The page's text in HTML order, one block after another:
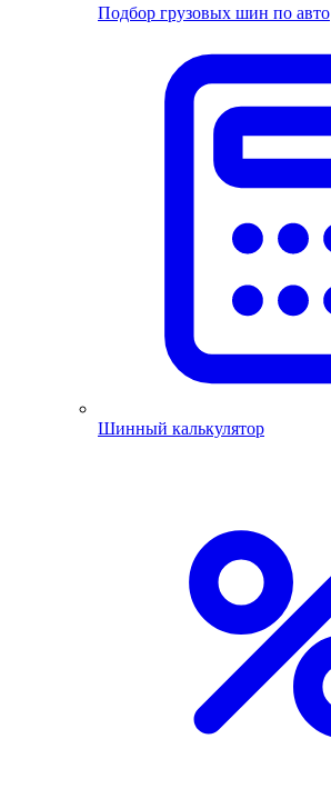
Подбор грузовых шин по авто
Шинный калькулятор